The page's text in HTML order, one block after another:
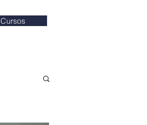
Cursos